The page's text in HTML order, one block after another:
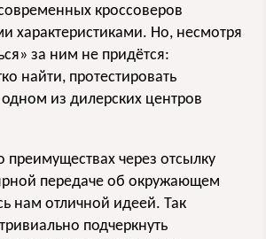
кроссоверов
характеристиками. Но, несмотря
за ним не придётся:
найти, протестировать
из дилерских центров
преимуществах через отсылку
передаче об окружающем
нам отличной идеей. Так
подчеркнуть